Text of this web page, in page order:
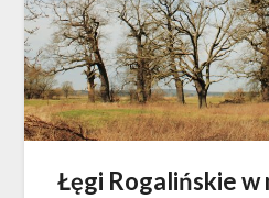
Łęgi Rogalińskie w